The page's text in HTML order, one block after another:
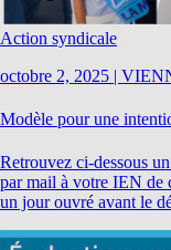
Action syndicale
octobre 2, 2025 |
Modèle pour une
Retrouvez ci-dessous
par mail à votre IEN de
un jour ouvré avant le